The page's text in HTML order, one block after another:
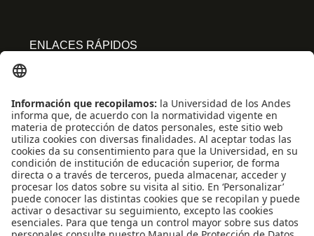
ENLACES RÁPIDOS
Convivencia y transparencia
Emergencias: Extensión 0000
Eventos destacados
Mapa del Sitio
Multimedia
Noticias
Preguntas frecuentes